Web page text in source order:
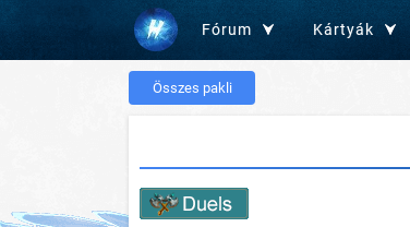
Fórum Kártyák
Összes pakli